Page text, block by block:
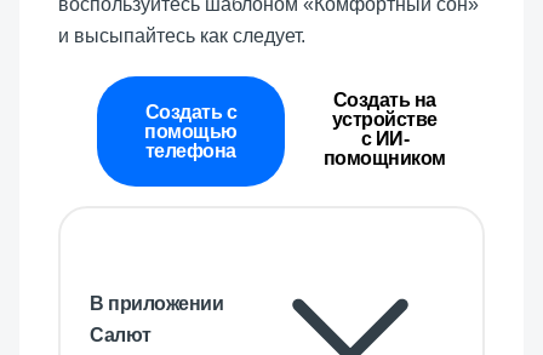
воспользуйтесь шаблоном «Комфортный сон»
и высыпайтесь как следует.
Создать с
помощью
телефона
Создать на
устройстве
с ИИ-
помощником
В приложении
Салют